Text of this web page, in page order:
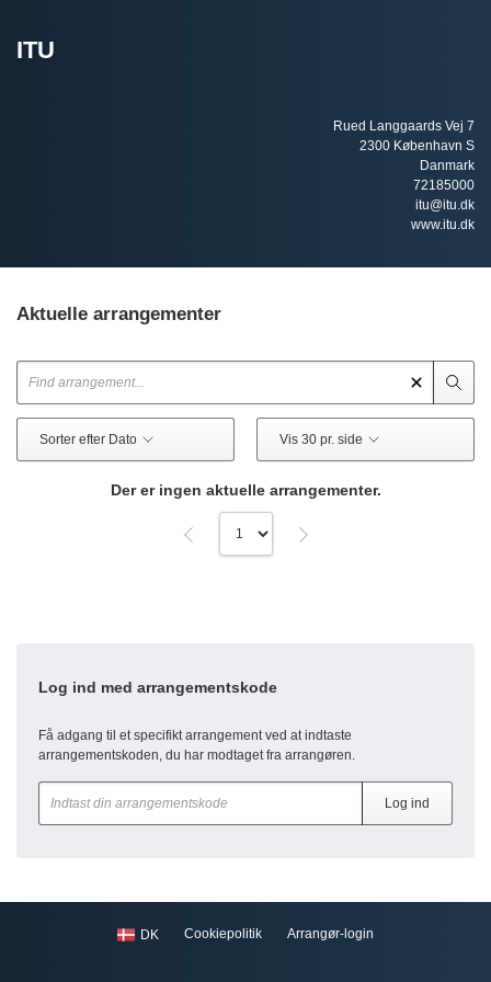
ITU
Rued Langgaards Vej 7
2300 København S
Danmark
72185000
itu@itu.dk
www.itu.dk
Aktuelle arrangementer
Sorter efter Dato Vis 30 pr. side
Der er ingen aktuelle arrangementer.
Log ind med arrangementskode
Få adgang til et specifikt arrangement ved at indtaste
arrangementskoden, du har modtaget fra arrangøren.
DK Cookiepolitik Arrangør-login